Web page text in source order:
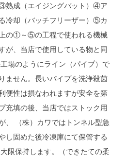
熟成（エイジングバット）④ア
冷却（バッチフリーザー）⑤カ
上の①～⑤の工程で使われる機械
が、当店で使用している物と同
場のようにライン（パイプ）で
ません。長いパイプを洗浄殺菌
便性は損なわれますが安全を第
充填の後、当店ではストック用
、 （株）カワではトンネル型急
し固めた後冷凍庫にて保管する
限保持します。（できたての柔